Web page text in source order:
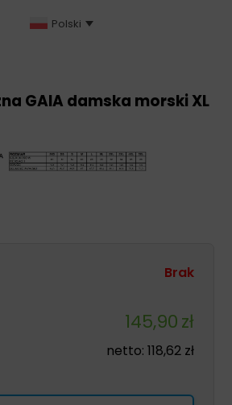
Polski
GAIA damska morski XL
Brak
145,90zł
netto: 118,62 zł